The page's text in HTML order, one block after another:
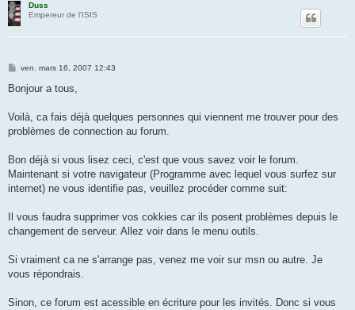
Duss
Empereur de l'ISIS
M
s
g
ven. mars 16, 2007 12:43
Bonjour a tous,
Voilà, ca fais déjà quelques personnes qui viennent me trouver pour des
problèmes de connection au forum.
Bon déjà si vous lisez ceci, c'est que vous savez voir le forum.
Maintenant si votre navigateur (Programme avec lequel vous surfez sur
internet) ne vous identifie pas, veuillez procéder comme suit:
Il vous faudra supprimer vos cokkies car ils posent problèmes depuis le
changement de serveur. Allez voir dans le menu outils.
Si vraiment ca ne s'arrange pas, venez me voir sur msn ou autre. Je
vous répondrais.
Sinon, ce forum est acessible en écriture pour les invités. Donc si vous